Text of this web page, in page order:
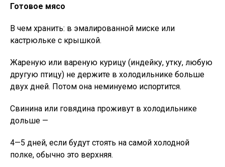
Готовое мясо
В чем хранить: в эмалированной миске или
кастрюльке с крышкой.
Жареную или вареную курицу (индейку, утку, любую
другую птицу) не держите в холодильнике больше
двух дней. Потом она неминуемо испортится.
Свинина или говядина проживут в холодильнике
дольше —
4—5 дней, если будут стоять на самой холодной
полке, обычно это верхняя.